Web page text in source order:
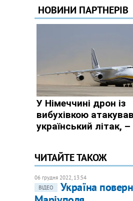
ЧИТАЙТЕ ТАКОЖ
06 грудня 2022, 13:54
ВІДЕО
Україна